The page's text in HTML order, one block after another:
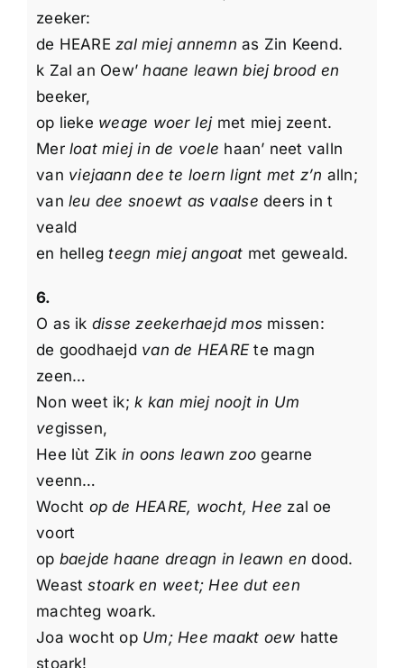
zeeker:
de HEAREzal miej annemn as Zin Keend.
k Zal an Oew’ haane leawn biej brood en
beeker,
op lieke weage woer Iejmet miej zeent.
Merloat miej in de voele haan’ neet valln
van viejaann dee te loern lignt met z’n alln;
vanleu dee snoewt as vaalse deers in t
veald
en hellegteegn miej angoat met geweald.
6.
O as ik disse zeekerhaejd mos missen:
de goodhaejd van de HEAREte magn
zeen…
Non weet ik;k kan miej noojt in Um
vegissen,
Hee lùt Zik in oons leawn zoo gearne
veenn…
Wocht op de HEARE, wocht, Hee zal oe
voort
op baejde haane dreagn in leawn en dood.
Weast stoark en weet; Hee dut een
machteg woark.
Joa wocht op Um; Hee maakt oew hatte
stoark!